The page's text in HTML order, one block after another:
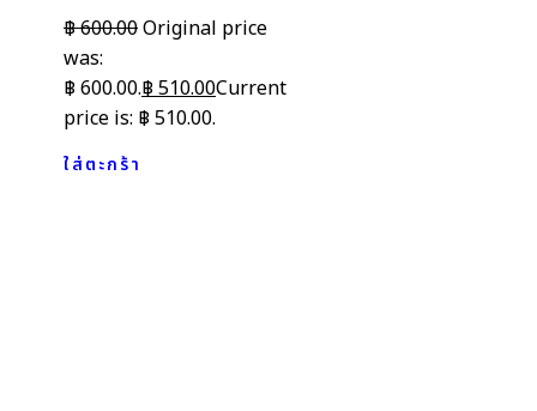
฿600.00Original price
was:
฿ 600.00.฿510.00Current
price is: ฿ 510.00.
ใส่ตะกร้า